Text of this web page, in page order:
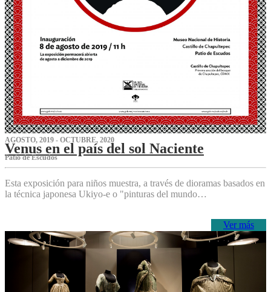
AGOSTO, 2019 - OCTUBRE, 2020
Venus en el país del sol Naciente
P‌atio de Escudos
Esta exposición para niños muestra, a través de dioramas basados en
la técnica japonesa Ukiyo-e o "pinturas del mundo…
Ver más